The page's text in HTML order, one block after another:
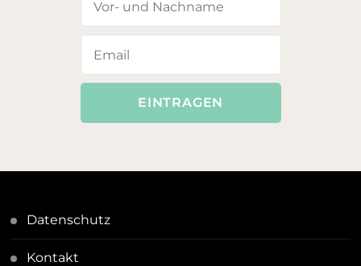
Datenschutz
Kontakt